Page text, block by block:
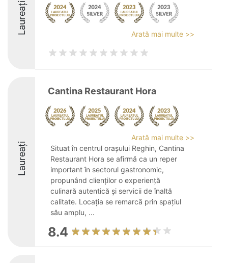
Laureați Arată mai multe >>
Laureați
Cantina Restaurant Hora
Arată mai multe >>
Situat în centrul orașului Reghin, Cantina
Restaurant Hora se afirmă ca un reper
important în sectorul gastronomic,
propunând clienților o experiență
culinară autentică și servicii de înaltă
calitate. Locația se remarcă prin spațiul
său amplu, ...
8.4